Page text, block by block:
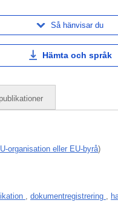
Så hänvisar du
Hämta och språk
organisation eller EU-byrå)
, dokumentregistrering ,